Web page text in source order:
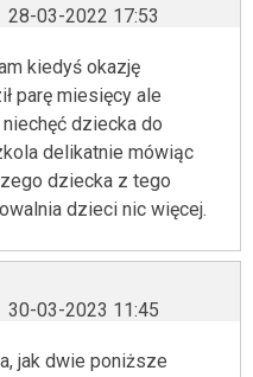
28-03-2022 17:53
kiedyś okazję
parę miesięcy ale
dziecka do
delikatnie mówiąc
dziecka z tego
dzieci nic więcej.
30-03-2023 11:45
jak dwie poniższe